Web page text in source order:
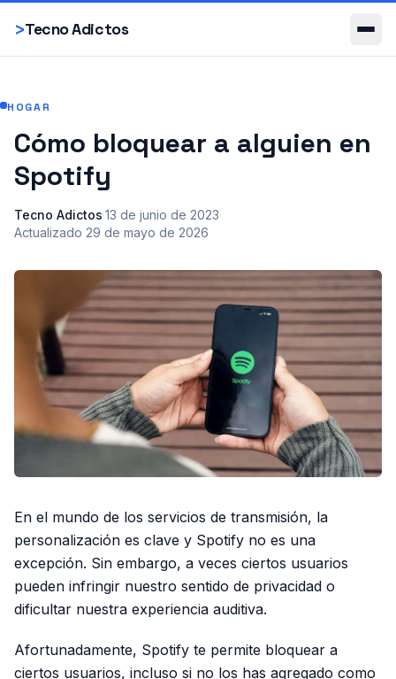
>Tecno Adictos
Smartphones
HOGAR
Cómo bloquear a alguien en
Spotify
Tecno Adictos·13 de junio de 2023·
Actualizado 29 de mayo de 2026
En el mundo de los servicios de transmisión, la
personalización es clave y Spotify no es una
excepción. Sin embargo, a veces ciertos usuarios
pueden infringir nuestro sentido de privacidad o
dificultar nuestra experiencia auditiva.
Afortunadamente, Spotify te permite bloquear a
ciertos usuarios, incluso si no los has agregado como